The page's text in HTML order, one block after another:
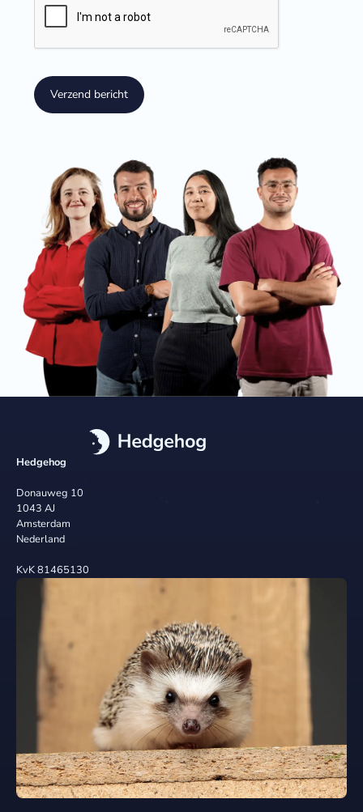
Verzend bericht
Hedgehog
Donauweg 10
1043 AJ
Amsterdam
Nederland
KvK 81465130